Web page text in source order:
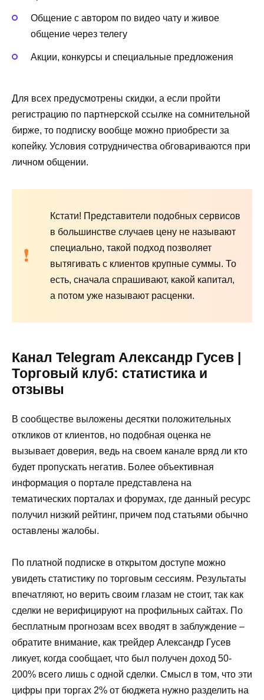
Общение с автором по видео чату и живое
общение через телегу
Акции, конкурсы и специальные предложения
Для всех предусмотрены скидки, а если пройти
регистрацию по партнерской ссылке на сомнительной
бирже, то подписку вообще можно приобрести за
копейку. Условия сотрудничества обговариваются при
личном общении.
Кстати! Представители подобных сервисов
в большинстве случаев цену не называют
специально, такой подход позволяет
вытягивать с клиентов крупные суммы. То
есть, сначала спрашивают, какой капитал,
а потом уже называют расценки.
Канал Telegram Александр Гусев |
Торговый клуб: статистика и
отзывы
В сообществе выложены десятки положительных
откликов от клиентов, но подобная оценка не
вызывает доверия, ведь на своем канале вряд ли кто
будет пропускать негатив. Более объективная
информация о портале представлена на
тематических порталах и форумах, где данный ресурс
получил низкий рейтинг, причем под статьями обычно
оставлены жалобы.
По платной подписке в открытом доступе можно
увидеть статистику по торговым сессиям. Результаты
впечатляют, но верить своим глазам не стоит, так как
сделки не верифицируют на профильных сайтах. По
бесплатным прогнозам всех вводят в заблуждение –
обратите внимание, как трейдер Александр Гусев
ликует, когда сообщает, что был получен доход 50-
200% всего лишь с одной сделки. Смысл в том, что эти
цифры при торгах 2% от бюджета нужно разделить на